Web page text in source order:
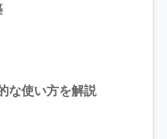
な使い方を解説